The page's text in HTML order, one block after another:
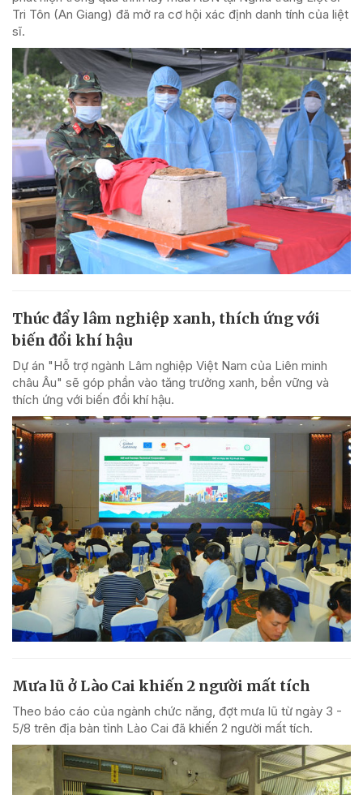
Tri Tôn (An Giang) đã mở ra cơ hội xác định danh tính của liệt
sĩ.
Thúc đẩy lâm nghiệp xanh, thích ứng với
biến đổi khí hậu
Dự án "Hỗ trợ ngành Lâm nghiệp Việt Nam của Liên minh
châu Âu" sẽ góp phần vào tăng trưởng xanh, bền vững và
thích ứng với biến đổi khí hậu.
Mưa lũ ở Lào Cai khiến 2 người mất tích
Theo báo cáo của ngành chức năng, đợt mưa lũ từ ngày 3 -
5/8 trên địa bàn tỉnh Lào Cai đã khiến 2 người mất tích.